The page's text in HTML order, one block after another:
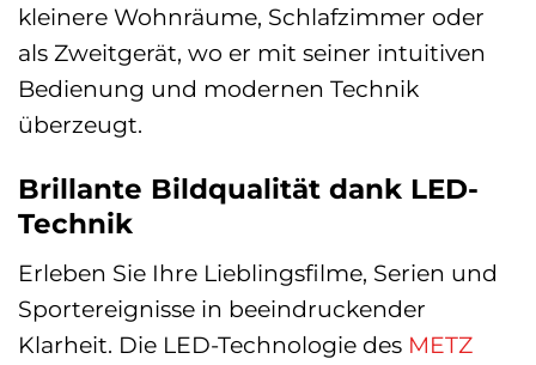
kleinere Wohnräume, Schlafzimmer oder
als Zweitgerät, wo er mit seiner intuitiven
Bedienung und modernen Technik
überzeugt.
Brillante Bildqualität dank LED-
Technik
Erleben Sie Ihre Lieblingsfilme, Serien und
Sportereignisse in beeindruckender
Klarheit. Die LED-Technologie des METZ